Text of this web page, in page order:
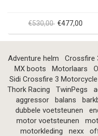
€530,00 €477,00
Adventure helm Crossfire
MX boots
Motorlaars
Sidi Crossfire 3
Thork Racing
TwinPegs
aggressor
balans
dubbele voetsteunen
motor voetsteunen
motorkleding
nexx